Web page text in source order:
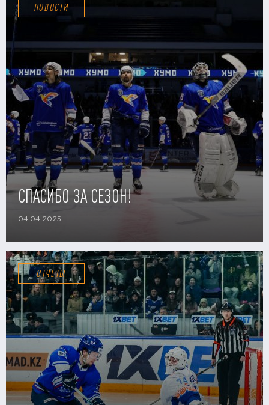
НОВОСТИ
СПАСИБО ЗА СЕЗОН!
04.04.2025
ОТЧЕТЫ